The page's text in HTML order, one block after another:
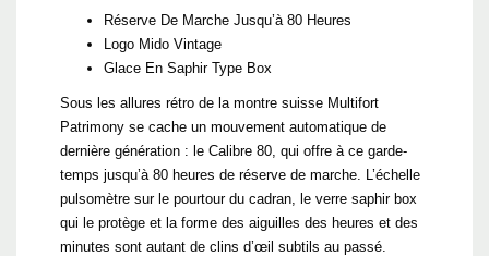
Réserve De Marche Jusqu’à 80 Heures
Logo Mido Vintage
Glace En Saphir Type Box
Sous les allures rétro de la montre suisse Multifort
Patrimony se cache un mouvement automatique de
dernière génération : le Calibre 80, qui offre à ce garde-
temps jusqu’à 80 heures de réserve de marche. L’échelle
pulsomètre sur le pourtour du cadran, le verre saphir box
qui le protège et la forme des aiguilles des heures et des
minutes sont autant de clins d’œil subtils au passé.